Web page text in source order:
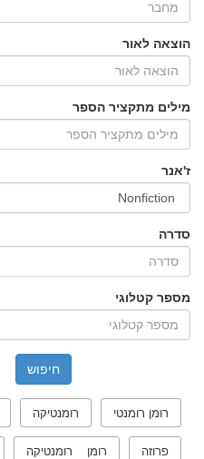
הוצאה לאור
מילים מתקציר הספר
ז'אנר
סדרה
מספר קטלוגי
רומן רומנטי רומנטיקה
פרוזה רומן רומנטיקה